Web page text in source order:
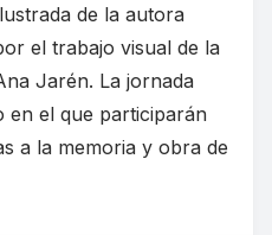
de la autora
el trabajo visual de la
Jarén. La jornada
el que participarán
a la memoria y obra de